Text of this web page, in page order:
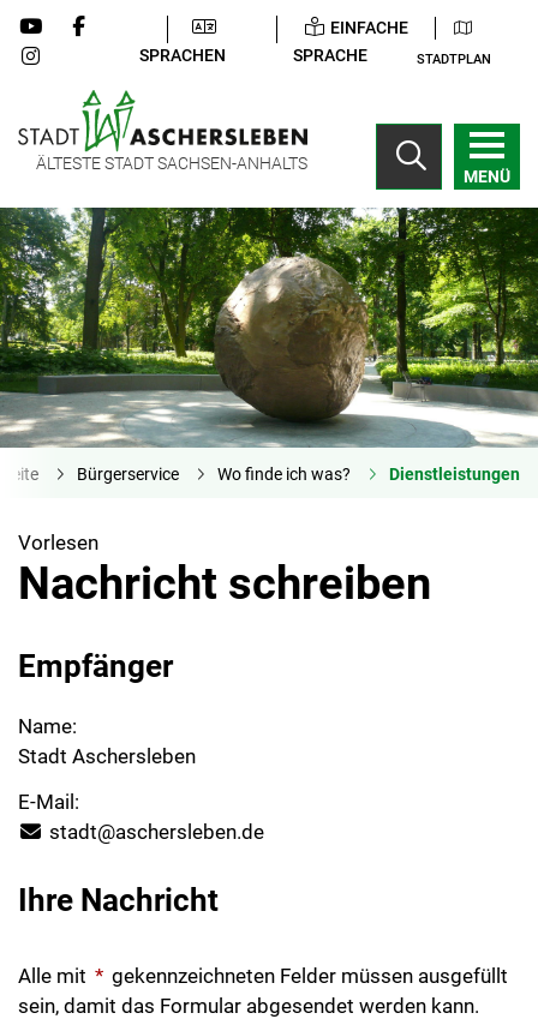
SPRACHEN
EINFACHE
SPRACHE
STADTPLAN
ÄLTESTE STADT SACHSEN-ANHALTS
MENÜ
Bürgerservice Wo finde ich was? Dienstleistungen
Vorlesen
Nachricht schreiben
Empfänger
Name:
Stadt Aschersleben
E-Mail:
stadt@aschersleben.de
Ihre Nachricht
Alle mit * gekennzeichneten Felder müssen ausgefüllt
sein, damit das Formular abgesendet werden kann.